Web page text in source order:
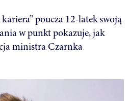
poucza 12-latek swoją
w punkt pokazuje, jak
ministra Czarnka